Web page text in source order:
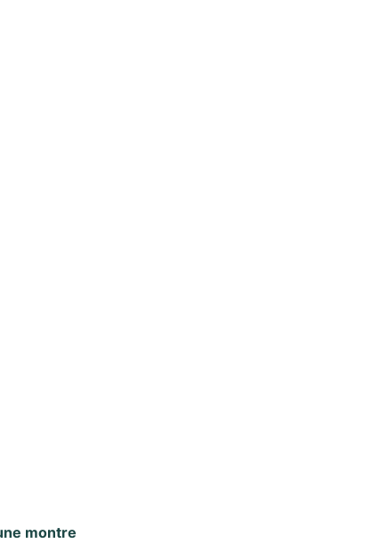
montre